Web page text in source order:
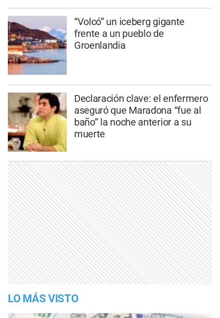
“Volcó” un iceberg gigante
frente a un pueblo de
Groenlandia
Declaración clave: el enfermero
aseguró que Maradona “fue al
baño” la noche anterior a su
muerte
LO MÁS VISTO